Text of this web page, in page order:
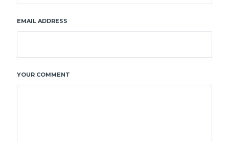
EMAIL ADDRESS
YOUR COMMENT